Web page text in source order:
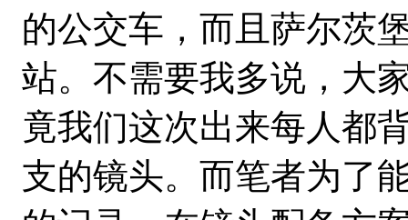
的公交车，而且萨尔茨
站。不需要我多说，大
竟我们这次出来每人都
支的镜头。而笔者为了